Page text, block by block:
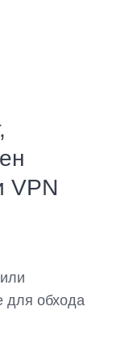
VPN
для обхода